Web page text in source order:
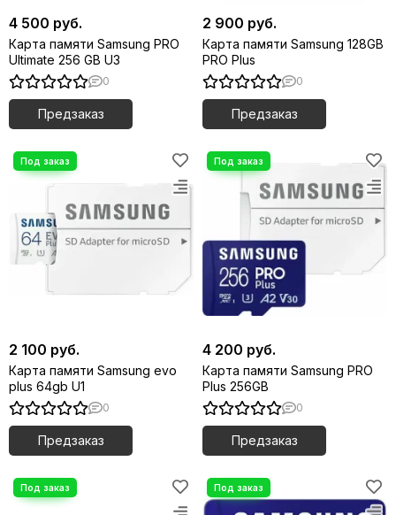
4 500 руб.
Карта памяти Samsung PRO
Ultimate 256 GB U3
0
Предзаказ
2 900 руб.
Карта памяти Samsung 128GB
PRO Plus
0
Предзаказ
2 100 руб.
Карта памяти Samsung evo
plus 64gb U1
0
Предзаказ
4 200 руб.
Карта памяти Samsung PRO
Plus 256GB
0
Предзаказ